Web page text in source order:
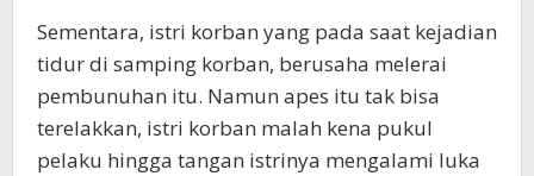
‪Sementara, istri korban yang pada saat kejadian
tidur di samping korban, berusaha melerai
pembunuhan itu. ‪Namun apes itu tak bisa
terelakkan, istri korban malah kena pukul
pelaku hingga tangan istrinya mengalami luka